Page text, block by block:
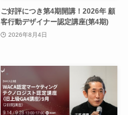
ご好評につき第4期開講！2026年 顧
客行動デザイナー認定講座(第4期)
2026年8月4日